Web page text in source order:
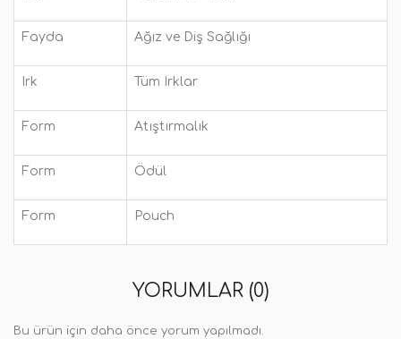
Fayda Ağız ve Diş Sağlığı
Irk Tüm Irklar
Form Atıştırmalık
Form Ödül
Form Pouch
YORUMLAR (0)
Bu ürün için daha önce yorum yapılmadı.